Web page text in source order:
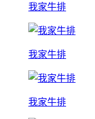
我家牛排
我家牛排
我家牛排